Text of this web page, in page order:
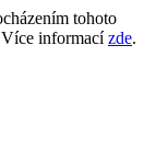
tohoto
informacízde.